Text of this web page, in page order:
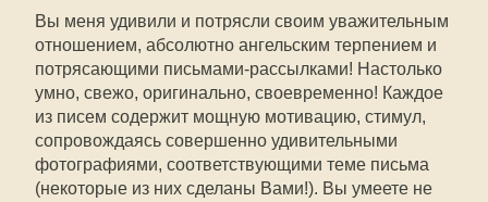
Вы меня удивили и потрясли своим уважительным
отношением, абсолютно ангельским терпением и
потрясающими письмами-рассылками! Настолько
умно, свежо, оригинально, своевременно! Каждое
из писем содержит мощную мотивацию, стимул,
сопровождаясь совершенно удивительными
фотографиями, соответствующими теме письма
(некоторые из них сделаны Вами!). Вы умеете не